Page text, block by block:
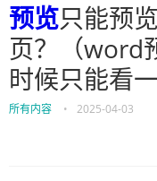
预览只能预
页？（word
时候只能看一
所有内容 • 2025-04-03